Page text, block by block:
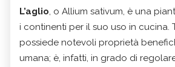
L’aglio, o Allium sativum, è una
i continenti per il suo uso in cucina.
possiede notevoli proprietà
umana; è, infatti, in grado di